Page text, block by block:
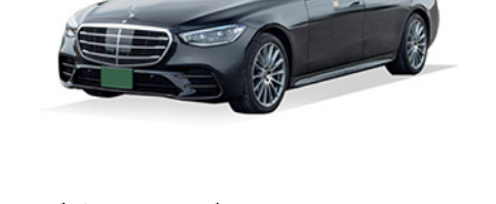
敷地は豊かな自然に囲まれています。かつて
江戸時代に徳川家が築いた江戸城の跡地でも
あり、日本の歴史と文化を象徴する場所とし
て大切にされています。お濠や石垣、広々と